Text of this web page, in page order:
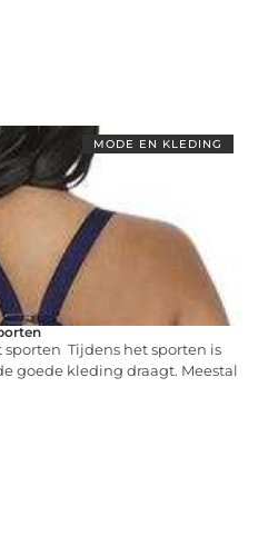
MODE EN KLEDING
Tijdens het sporten is
goede kleding draagt. Meestal